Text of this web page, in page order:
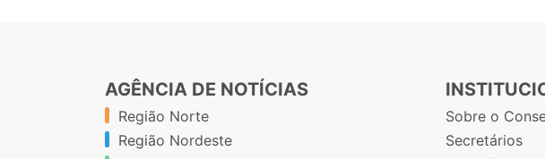
AGÊNCIA DE NOTÍCIAS
Região Norte
Região Nordeste
Sobre o
Secretários